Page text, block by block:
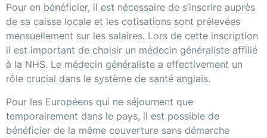
Pour en bénéficier, il est nécessaire de s’inscrire auprès
de sa caisse locale et les cotisations sont prélevées
mensuellement sur les salaires. Lors de cette inscription
il est important de choisir un médecin généraliste affilié
à la NHS. Le médecin généraliste a effectivement un
rôle crucial dans le système de santé anglais.
Pour les Européens qui ne séjournent que
temporairement dans le pays, il est possible de
bénéficier de la même couverture sans démarche